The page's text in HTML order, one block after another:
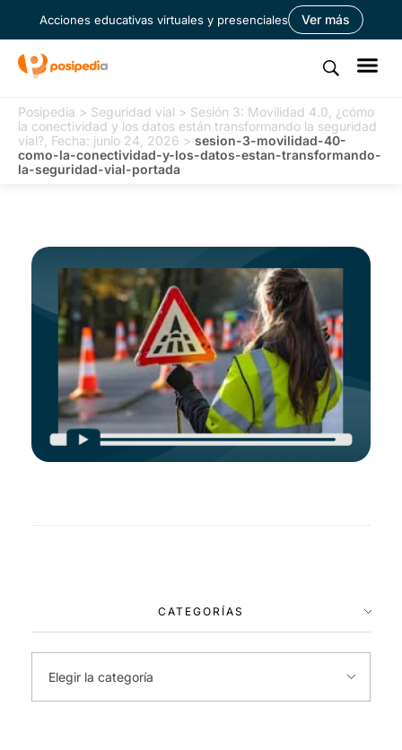
Acciones educativas virtuales y presenciales Ver más
Posipedia > Seguridad vial > Sesión 3: Movilidad 4.0, ¿cómo
la conectividad y los datos están transformando la seguridad
vial?, Fecha: junio 24, 2026 > sesion-3-movilidad-40-
como-la-conectividad-y-los-datos-estan-transformando-
la-seguridad-vial-portada
CATEGORÍAS